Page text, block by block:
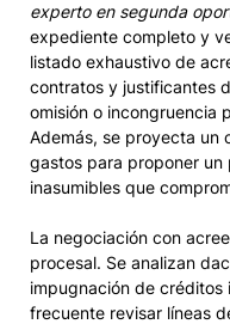
experto en segunda
expediente completo y
listado exhaustivo de
contratos y justificantes
omisión o incongruencia
Además, se proyecta un
gastos para proponer
inasumibles que
La negociación con
procesal. Se analizan
impugnación de créditos
frecuente revisar líneas